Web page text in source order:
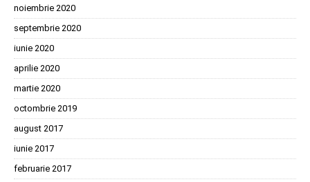
noiembrie 2020
septembrie 2020
iunie 2020
aprilie 2020
martie 2020
octombrie 2019
august 2017
iunie 2017
februarie 2017